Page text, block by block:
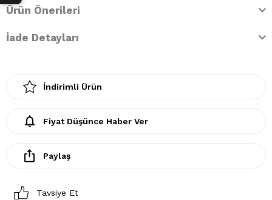
Ürün Önerileri
İade Detayları
İndirimli Ürün
Fiyat Düşünce Haber Ver
Paylaş
Tavsiye Et